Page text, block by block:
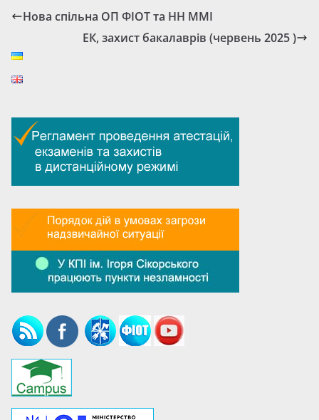
Нова спільна ОП ФІОТ та НН ММІ
ЕК, захист бакалаврів (червень 2025 )